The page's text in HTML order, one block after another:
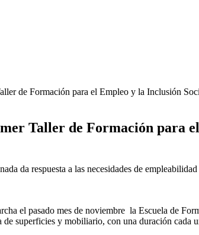
de Formación para el Empleo y la Inclusión
Taller de Formación para
da respuesta a las necesidades de
el pasado mes de noviembre la Escuela de
superficies y mobiliario, con una duración cada